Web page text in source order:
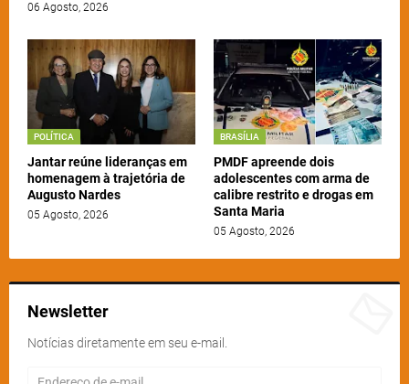
06 Agosto, 2026
POLÍTICA
Jantar reúne lideranças em
homenagem à trajetória de
Augusto Nardes
05 Agosto, 2026
BRASÍLIA
PMDF apreende dois
adolescentes com arma de
calibre restrito e drogas em
Santa Maria
05 Agosto, 2026
Newsletter
Notícias diretamente em seu e-mail.